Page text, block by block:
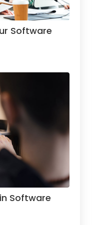
Software
Software